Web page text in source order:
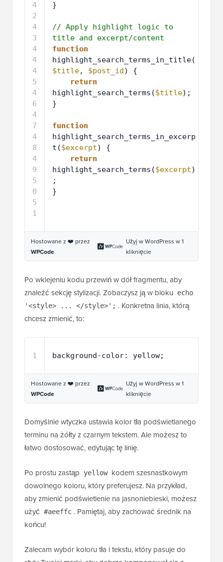
1
4
2
4
3
4
4
4
5
4
6
4
7
4
8
4
9
5
0
5
1
}
// Apply highlight logic to
title and excerpt/content
function
highlight_search_terms_in_title(
$title, $post_id) {
return
highlight_search_terms($title);
}
function
highlight_search_terms_in_excerp
t($excerpt) {
return
highlight_search_terms($excerpt)
;
}
WPCode
kliknięcie
Po wklejeniu kodu przewiń w dół fragmentu, aby
'<style> ... </style>'; . Konkretna linia, którą
chcesz zmienić, to:
Hostowane z ❤️ przez
WPCode
Użyj w WordPress w 1
kliknięcie
Domyślnie wtyczka ustawia kolor tła podświetlanego
łatwo dostosować, edytując tę linię.
Po prostu zastąp yellow kodem szesnastkowym
aby zmienić podświetlenie na jasnoniebieski, możesz
użyć #aeeffc . Pamiętaj, aby zachować średnik na
końcu!
Zalecam wybór koloru tła i tekstu, który pasuje do
resztą Twojej witryny.